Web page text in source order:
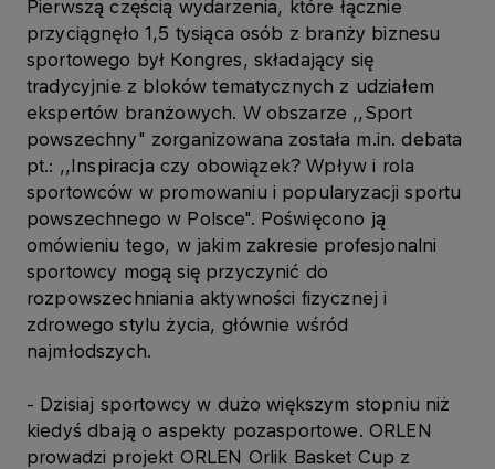
Pierwszą częścią wydarzenia, które łącznie
przyciągnęło 1,5 tysiąca osób z branży biznesu
sportowego był Kongres, składający się
tradycyjnie z bloków tematycznych z udziałem
ekspertów branżowych. W obszarze ,,Sport
powszechny" zorganizowana została m.in. debata
pt.: ,,Inspiracja czy obowiązek? Wpływ i rola
sportowców w promowaniu i popularyzacji sportu
powszechnego w Polsce". Poświęcono ją
omówieniu tego, w jakim zakresie profesjonalni
sportowcy mogą się przyczynić do
rozpowszechniania aktywności fizycznej i
zdrowego stylu życia, głównie wśród
najmłodszych.
- Dzisiaj sportowcy w dużo większym stopniu niż
kiedyś dbają o aspekty pozasportowe. ORLEN
prowadzi projekt ORLEN Orlik Basket Cup z